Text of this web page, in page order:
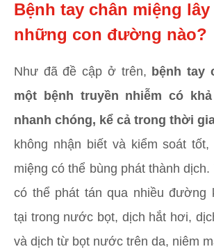
Bệnh tay chân miệng
những con đường nào?
Như đã đề cập ở trên, bệnh tay
một bệnh truyền nhiễm có
nhanh chóng, kể cả trong thời
không nhận biết và kiểm soát tốt,
miệng có thể bùng phát thành
có thể phát tán qua nhiều đường
tại trong nước bọt, dịch hắt hơi,
và dịch từ bọt nước trên da, niêm